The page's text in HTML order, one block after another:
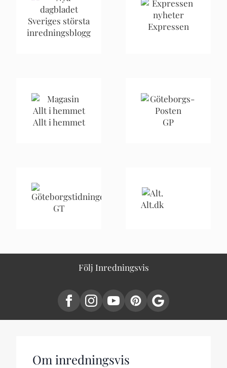
Sveriges största
inredningsblogg
Expressen
Allt i hemmet GP
GT Alt.dk
Följ Inredningsvis
Om inredningsvis